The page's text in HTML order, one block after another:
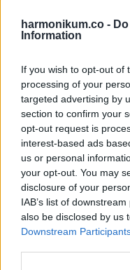
harmonikum.co -
Information
If you wish to opt-out of
processing of your
targeted advertising by
section to confirm your
opt-out request is
interest-based ads
us or personal
your opt-out. You may
disclosure of your
IAB’s list of
also be disclosed by us
Downstream
-sebességet
1.kétüléses kerékpárt
2.szerencsét hozó tárgy
3.macska
4.csiga
5.Steindl Imre